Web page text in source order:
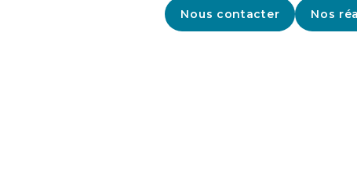
Nous contacter Nos